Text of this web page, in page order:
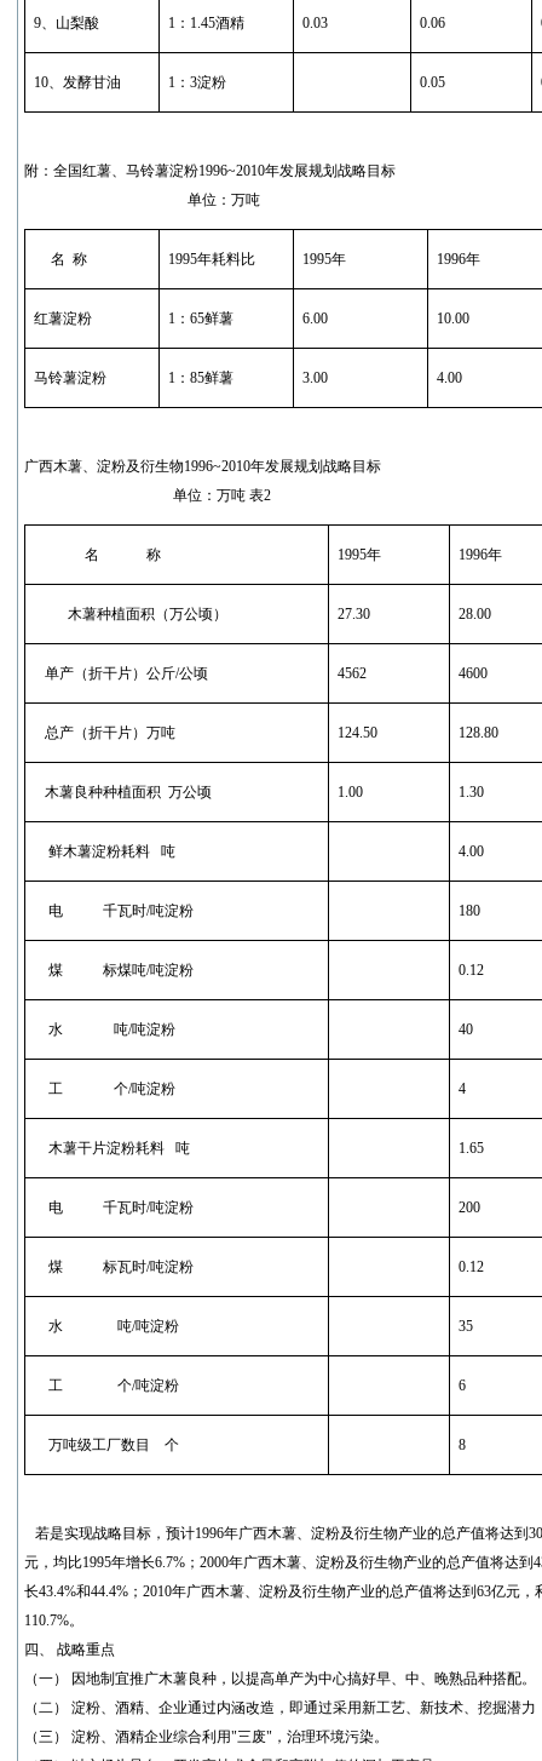
9、山梨酸 1： 1.45酒精 0.03 0.06
10、发酵甘油 1： 3淀粉 0.05
附：全国红薯、马铃薯淀粉1996~2010年发展规划战略目标
单位：万吨
名 称 1995年耗料比 1995年 1996年
红薯淀粉 1： 65鲜薯 6.00 10.00
马铃薯淀粉 1： 85鲜薯 3.00 4.00
广西木薯、淀粉及衍生物1996~2010年发展规划战略目标
单位：万吨 表2
名 称 1995年 1996年
木薯种植面积（万公顷） 27.30 28.00
单产（折干片）公斤/公顷 4562 4600
总产（折干片）万吨 124.50 128.80
木薯良种种植面积 万公顷 1.00 1.30
鲜木薯淀粉耗料 吨 4.00
电 千瓦时/吨淀粉 180
煤 标煤吨/吨淀粉 0.12
水 吨/吨淀粉 40
工 个/吨淀粉 4
木薯干片淀粉耗料 吨 1.65
电 千瓦时/吨淀粉 200
煤 标瓦时/吨淀粉 0.12
水 吨/吨淀粉 35
工 个/吨淀粉 6
万吨级工厂数目 个 8
若是实现战略目标，预计1996年广西木薯、淀粉及衍生物产业的总产值将达到
元，均比1995年增长6.7%；2000年广西木薯、淀粉及衍生物产业的总产值将达到
长43.4%和44.4%；2010年广西木薯、淀粉及衍生物产业的总产值将达到63亿元
110.7%。
四、 战略重点
（一） 因地制宜推广木薯良种，以提高单产为中心搞好早、中、晚熟品种搭配。
（二） 淀粉、酒精、企业通过内涵改造，即通过采用新工艺、新技术、挖掘潜
（三） 淀粉、酒精企业综合利用"三废"，治理环境污染。